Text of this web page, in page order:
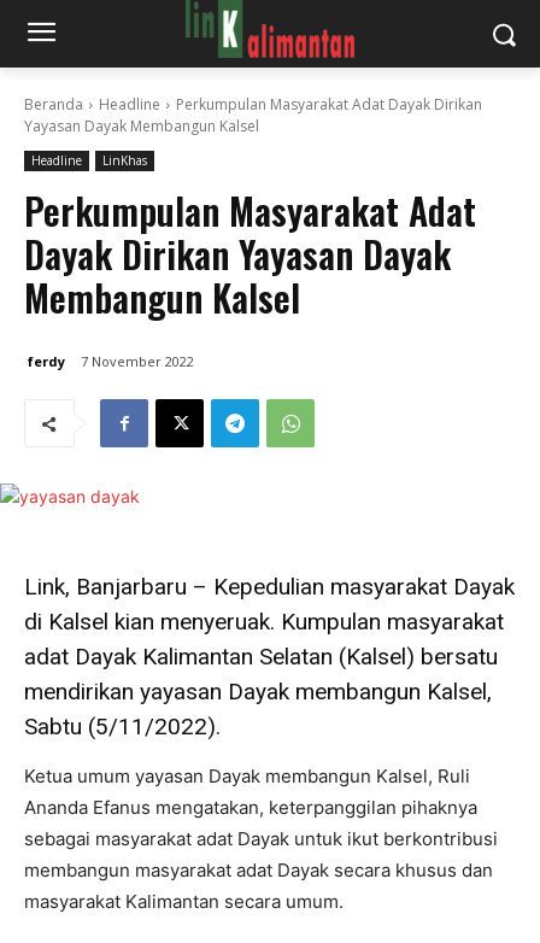
Beranda Headline
Perkumpulan Masyarakat Adat Dayak Dirikan
Yayasan Dayak Membangun Kalsel
Headline LinKhas
Perkumpulan Masyarakat Adat
Dayak Dirikan Yayasan Dayak
Membangun Kalsel
ferdy 7 November 2022
Link, Banjarbaru – Kepedulian masyarakat Dayak
di Kalsel kian menyeruak. Kumpulan masyarakat
adat Dayak Kalimantan Selatan (Kalsel) bersatu
mendirikan yayasan Dayak membangun Kalsel,
Sabtu (5/11/2022).
Ketua umum yayasan Dayak membangun Kalsel, Ruli
Ananda Efanus mengatakan, keterpanggilan pihaknya
sebagai masyarakat adat Dayak untuk ikut berkontribusi
membangun masyarakat adat Dayak secara khusus dan
masyarakat Kalimantan secara umum.